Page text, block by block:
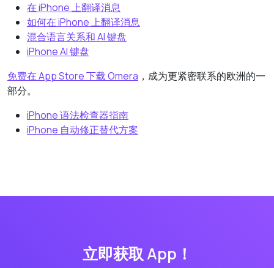
在 iPhone 上翻译消息
如何在 iPhone 上翻译消息
混合语言关系和 AI 键盘
iPhone AI 键盘
免费在 App Store 下载 Omera ，成为更紧密联系的欧洲的一
部分。
iPhone 语法检查器指南
iPhone 自动修正替代方案
立即获取 App！